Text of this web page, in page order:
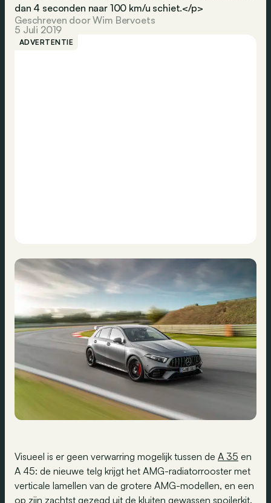
dan 4 seconden naar 100 km/u schiet.</p>
Geschreven door Wim Bervoets
5 Juli 2019
ADVERTENTIE
Visueel is er geen verwarring mogelijk tussen de A 35 en
A 45: de nieuwe telg krijgt het AMG-radiatorrooster met
verticale lamellen van de grotere AMG-modellen, en een
op zijn zachtst gezegd uit de kluiten gewassen spoilerkit.